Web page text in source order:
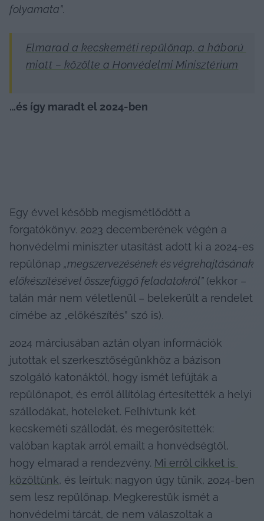
folyamata”.
Elmarad a kecskeméti repülőnap, a háború
miatt – közölte a Honvédelmi Minisztérium
…és így maradt el 2024-ben
Egy évvel később megismétlődött a
forgatókönyv. 2023 decemberének végén a
honvédelmi miniszter utasítást adott ki a 2024-es
repülőnap „megszervezésének és végrehajtásának
előkészítésével összefüggő feladatokról” (ekkor –
talán már nem véletlenül – belekerült a rendelet
címébe az „előkészítés” szó is).
2024 márciusában aztán olyan információk
jutottak el szerkesztőségünkhöz a bázison
szolgáló katonáktól, hogy ismét lefújták a
repülőnapot, és erről állítólag értesítették a helyi
szállodákat, hoteleket. Felhívtunk két
kecskeméti szállodát, és megerősítették:
valóban kaptak arról emailt a honvédségtől,
hogy elmarad a rendezvény. Mi erről cikket is
közöltünk, és leírtuk: nagyon úgy tűnik, 2024-ben
sem lesz repülőnap. Megkerestük ismét a
honvédelmi tárcát, de nem válaszoltak a